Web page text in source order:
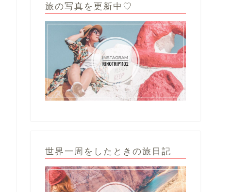
旅の写真を更新中♡
世界一周をしたときの旅日記